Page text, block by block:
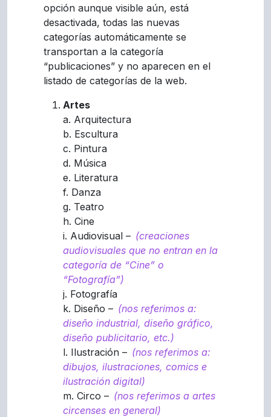
opción aunque visible aún, está
desactivada, todas las nuevas
categorías automáticamente se
transportan a la categoría
“publicaciones” y no aparecen en el
listado de categorías de la web.
Artes
a. Arquitectura
b. Escultura
c. Pintura
d. Música
e. Literatura
f. Danza
g. Teatro
h. Cine
i. Audiovisual – (creaciones
audiovisuales que no entran en la
categoría de “Cine” o
“Fotografía”)
j. Fotografía
k. Diseño – (nos referimos a:
diseño industrial, diseño gráfico,
diseño publicitario, etc.)
l. Ilustración – (nos referimos a:
dibujos, ilustraciones, comics e
ilustración digital)
m. Circo – (nos referimos a artes
circenses en general)